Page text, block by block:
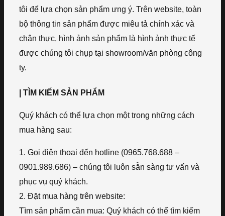
tôi để lựa chọn sản phẩm ưng ý. Trên website, toàn
bộ thông tin sản phẩm được miêu tả chính xác và
chân thực, hình ảnh sản phẩm là hình ảnh thực tế
được chúng tôi chụp tại showroom/văn phòng công
ty.
| TÌM KIẾM SẢN PHẨM
Quý khách có thể lựa chọn một trong những cách
mua hàng sau:
1. Gọi điện thoại đến hotline (0965.768.688 –
0901.989.686) – chúng tôi luôn sẵn sàng tư vấn và
phục vụ quý khách.
2. Đặt mua hàng trên website:
Tìm sản phẩm cần mua: Quý khách có thể tìm kiếm